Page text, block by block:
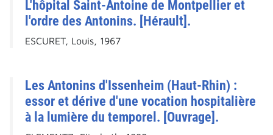
L'hôpital Saint-Antoine de Montpellier et
l'ordre des Antonins. [Hérault].
ESCURET, Louis, 1967
Les Antonins d'Issenheim (Haut-Rhin) :
essor et dérive d'une vocation hospitalière
à la lumière du temporel. [Ouvrage].